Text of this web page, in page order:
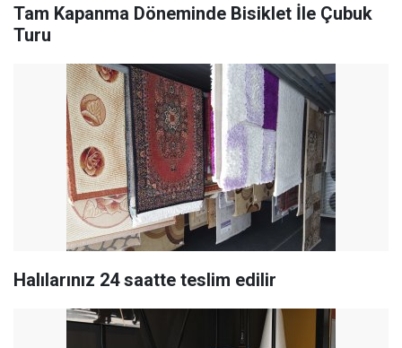
Tam Kapanma Döneminde Bisiklet İle Çubuk
Turu
Halılarınız 24 saatte teslim edilir